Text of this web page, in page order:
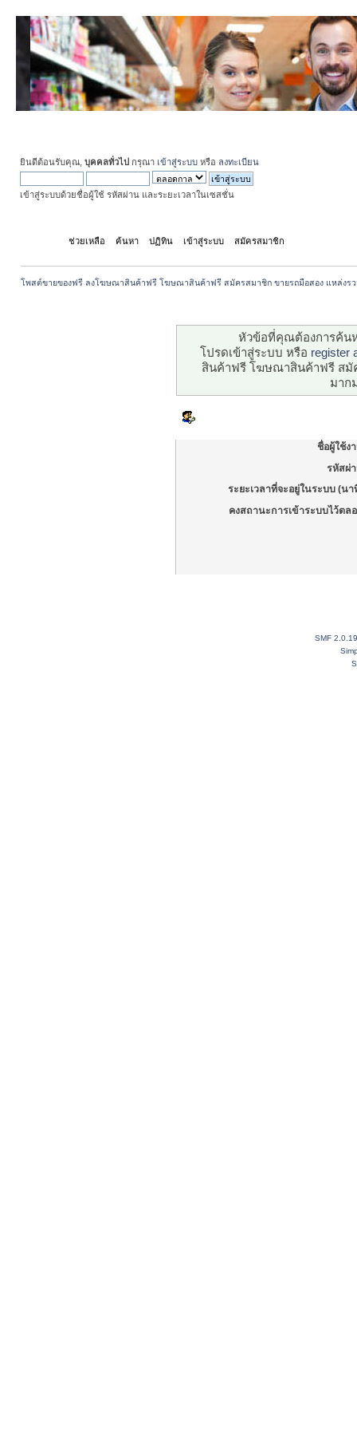
ยินดีต้อนรับคุณ, บุคคลทั่วไป กรุณา เข้าสู่ระบบ หรือ ลงทะเบียน
เข้าสู่ระบบด้วยชื่อผู้ใช้ รหัสผ่าน และระยะเวลาในเซสชั่น
ช่วยเหลือ ค้นหา ปฏิทิน เข้าสู่ระบบ สมัครสมาชิก
โพสต์ขายของฟรี ลงโฆษณาสินค้าฟรี โฆษณาสินค้าฟรี สมัครสมาชิก ขายรถมือสอง แหล่งรว
หัวข้อที่คุณต้องการค้น
โปรดเข้าสู่ระบบ หรือ register
สินค้าฟรี โฆษณาสินค้าฟรี สมั
มาก
ชื่อผู้ใช้ง
รหัสผ่
ระยะเวลาที่จะอยู่ในระบบ (นา
คงสถานะการเข้าระบบไว้ตล
SMF 2.0.19